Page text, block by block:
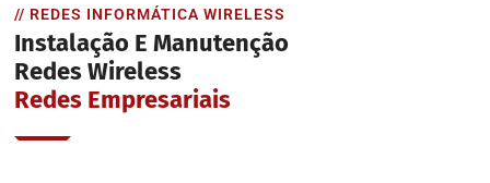
// REDES INFORMÁTICA WIRELESS
Instalação E Manutenção
Redes Wireless
Redes Empresariais